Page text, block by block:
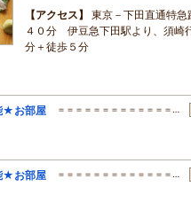
アクセス
東京－下田直通特
４０分 伊豆急下田駅より、須崎
分＋徒歩５分
★お部屋
＝＝＝＝＝＝＝＝＝＝＝＝＝…
★お部屋
＝＝＝＝＝＝＝＝＝＝＝＝＝…